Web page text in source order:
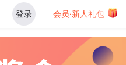
登录 会员·新人礼包